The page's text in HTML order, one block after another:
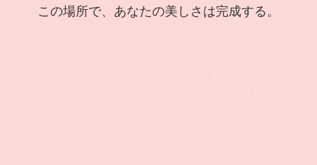
この場所で、あなたの美しさは完成する。